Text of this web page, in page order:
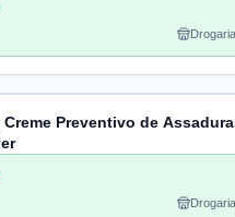
Preventivo de